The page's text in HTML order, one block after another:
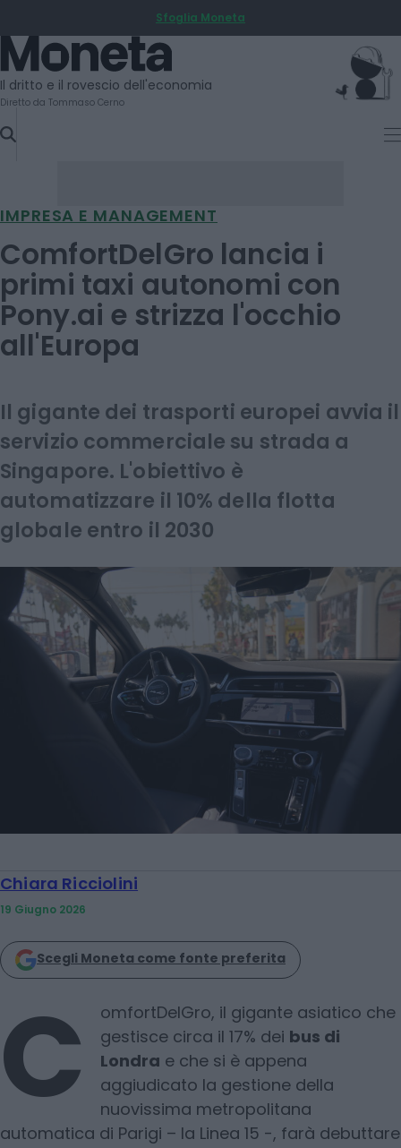
TO
CONTENT
Sfoglia Moneta
Moneta
Il dritto e il rovescio dell'economia
Diretto da Tommaso Cerno
IMPRESA E MANAGEMENT
ComfortDelGro lancia i
primi taxi autonomi con
Pony.ai e strizza l'occhio
all'Europa
Il gigante dei trasporti europei avvia il
servizio commerciale su strada a
Singapore. L'obiettivo è
automatizzare il 10% della flotta
globale entro il 2030
Chiara Ricciolini
19 Giugno 2026
Scegli Moneta come fonte preferita
C
omfortDelGro, il gigante asiatico che
gestisce circa il 17% dei bus di
Londra e che si è appena
aggiudicato la gestione della
nuovissima metropolitana
automatica di Parigi – la Linea 15 -, farà debuttare